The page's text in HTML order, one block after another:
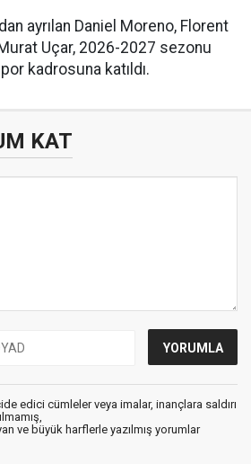
ayrılan Daniel Moreno, Florent
Uçar, 2026-2027 sezonu
kadrosuna katıldı.
KAT
edici cümleler veya imalar, inançlara saldırı
ve büyük harflerle yazılmış yorumlar